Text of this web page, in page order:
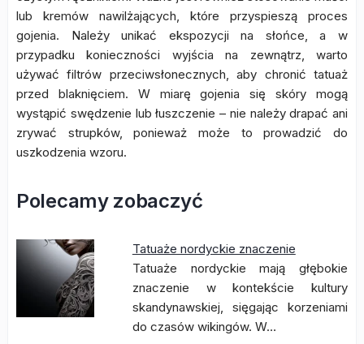
lub kremów nawilżających, które przyspieszą proces
gojenia. Należy unikać ekspozycji na słońce, a w
przypadku konieczności wyjścia na zewnątrz, warto
używać filtrów przeciwsłonecznych, aby chronić tatuaż
przed blaknięciem. W miarę gojenia się skóry mogą
wystąpić swędzenie lub łuszczenie – nie należy drapać ani
zrywać strupków, ponieważ może to prowadzić do
uszkodzenia wzoru.
Polecamy zobaczyć
Tatuaże nordyckie znaczenie
Tatuaże nordyckie mają głębokie
znaczenie w kontekście kultury
skandynawskiej, sięgając korzeniami
do czasów wikingów. W…